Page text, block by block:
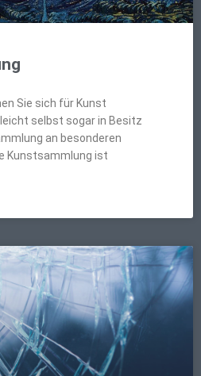
Sie sich für Kunst
selbst sogar in Besitz
an besonderen
Kunstsammlung ist